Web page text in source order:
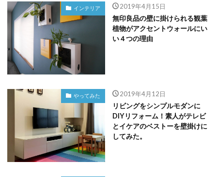
インテリア 2019年4月15日
無印良品の壁に掛けられる観葉
植物がアクセントウォールにい
い４つの理由
やってみた 2019年4月12日
リビングをシンプルモダンに
DIYリフォーム！素人がテレビ
とイケアのベストーを壁掛けに
してみた。